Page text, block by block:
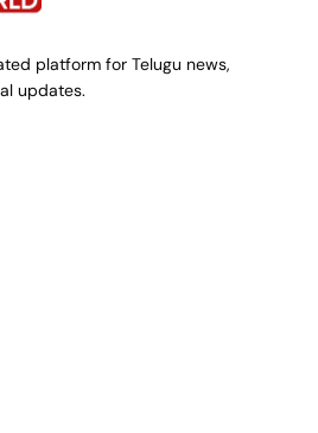
platform for Telugu news,
updates.